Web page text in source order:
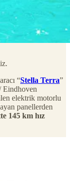
“Stella Terra”
Eindhoven
elektrik motorlu
panellerden
145 km hız